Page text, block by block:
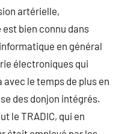
artérielle,
bien connu dans
en général
électroniques qui
avec le temps de plus en
des donjon intégrés.
le TRADIC, qui en